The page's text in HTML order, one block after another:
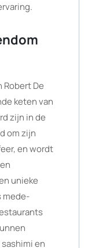
De
keten van
zijn in de
om zijn
en wordt
unieke
mede-
en